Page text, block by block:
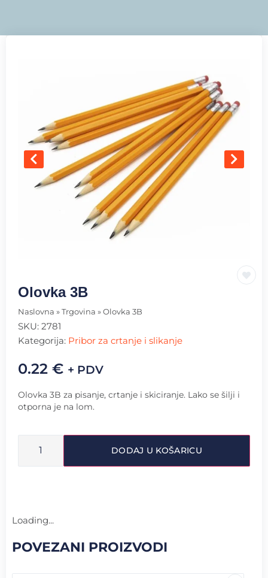
Olovka 3B
Naslovna » Trgovina » Olovka 3B
SKU: 2781
Kategorija: Pribor za crtanje i slikanje
0.22 € + PDV
Olovka 3B za pisanje, crtanje i skiciranje. Lako se šilji i
otporna je na lom.
DODAJ U KOŠARICU
Loading...
POVEZANI PROIZVODI